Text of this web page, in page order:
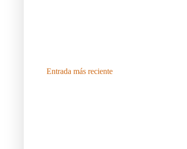
Entrada más reciente